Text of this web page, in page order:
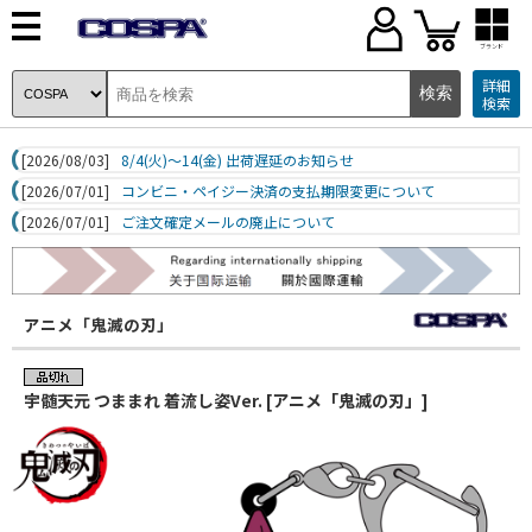
ブランド
詳細
検索
[2026/08/03]
8/4(火)～14(金) 出荷遅延のお知らせ
[2026/07/01]
コンビニ・ペイジー決済の支払期限変更について
[2026/07/01]
ご注文確定メールの廃止について
アニメ「鬼滅の刃」
宇髄天元 つままれ 着流し姿Ver. [アニメ「鬼滅の刃」]